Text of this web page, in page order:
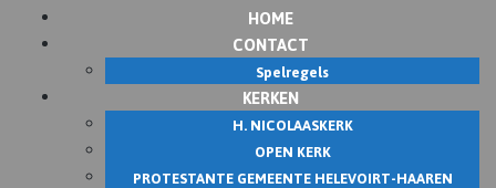
HOME
CONTACT
Spelregels
KERKEN
H. NICOLAASKERK
OPEN KERK
PROTESTANTE GEMEENTE HELEVOIRT-HAAREN